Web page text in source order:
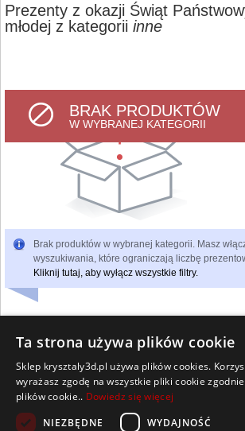
Prezenty z okazji Świąt
młodej z kategorii inne
BRAK PRODUKTÓW
W WYBRANEJ KATEGORII
Brak produktów w wybranej kategorii. Masz
wyszukiwania, które ograniczają liczbę
Kliknij tutaj, aby wyłącz wszystkie filtry.
Wszelkie prawa zastrzeżone
Kontakt Współpraca Regulamin
Pomoc Strona główna
Ta strona używa plików cookie
Sklep krysztaly3d.pl używa plików cookies.
wyrażasz zgodę na wszystkie pliki cookie
plików cookie.. Dowiedz się więcej
NIEZBĘDNE
WYDAJNOŚĆ